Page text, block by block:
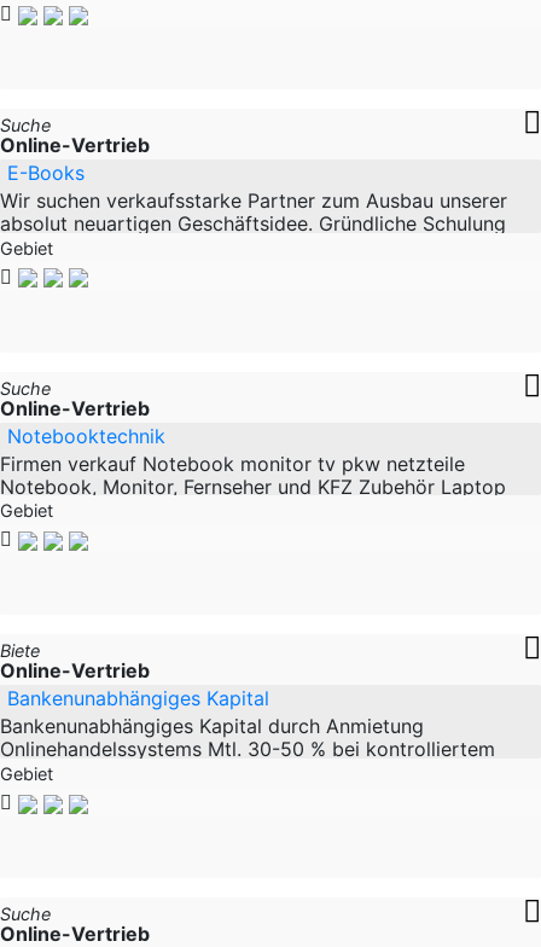
Suche
Online-Vertrieb
E-Books
Wir suchen verkaufsstarke Partner zum Ausbau unserer
absolut neuartigen Geschäftsidee. Gründliche Schulung
und hervorragende Arbeitsunterlagen dürfen Sie
Gebiet
Suche
Online-Vertrieb
Notebooktechnik
Firmen verkauf Notebook monitor tv pkw netzteile
Notebook, Monitor, Fernseher und KFZ Zubehör Laptop
Adapter Internetverkauf Versandhandel Auktionen Neu
Gebiet
Biete
Online-Vertrieb
Bankenunabhängiges Kapital
Bankenunabhängiges Kapital durch Anmietung
Onlinehandelssystems Mtl. 30-50 % bei kontrolliertem
Risiko. Kapital/Konto lautet auf Namen des Investors und
kann
Gebiet
Suche
Online-Vertrieb